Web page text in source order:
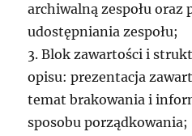
archiwalną zespołu oraz
udostępniania zespołu;
3. Blok zawartości i
opisu: prezentacja
temat brakowania i
sposobu porządkowania;